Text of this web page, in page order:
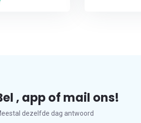
, app of mail ons!
dezelfde dag antwoord